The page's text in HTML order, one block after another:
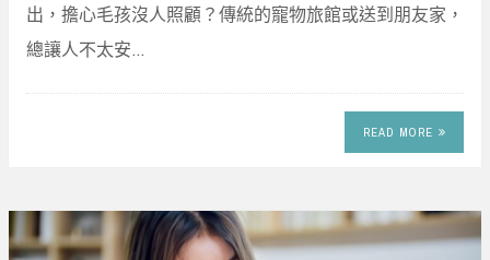
出，擔心毛孩沒人照顧？傳統的寵物旅館或送到朋友家，
總讓人不太安…
READ MORE